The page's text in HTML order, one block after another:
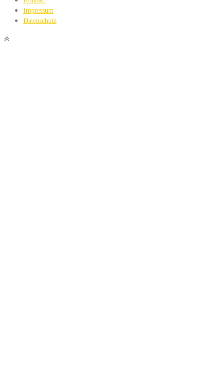
Impressum
Datenschutz